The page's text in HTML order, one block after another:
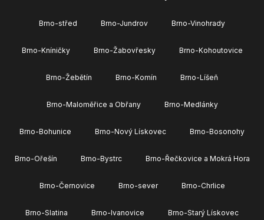
Brno-střed Brno-Jundrov Brno-Vinohrady
Brno-Kníničky Brno-Žabovřesky Brno-Kohoutovice
Brno-Žebětín Brno-Komín Brno-Líšeň
Brno-Maloměřice a Obřany Brno-Medlánky
Brno-Bohunice Brno-Nový Lískovec Brno-Bosonohy
Brno-Ořešín Brno-Bystrc Brno-Řečkovice a Mokrá Hora
Brno-Černovice Brno-sever Brno-Chrlice
Brno-Slatina Brno-Ivanovice Brno-Starý Lískovec